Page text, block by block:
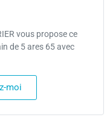
vous propose ce
de 5 ares 65 avec
moi